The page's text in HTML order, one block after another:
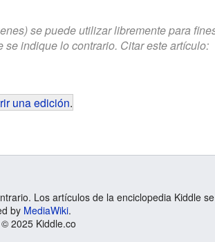
se puede utilizar libremente para
indique lo contrario. Citar este artículo:
una edición.
Los artículos de la enciclopedia Kiddle se
by MediaWiki.
© 2025 Kiddle.co